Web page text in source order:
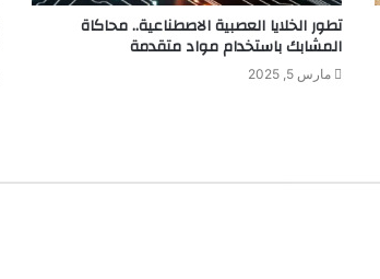
تطور الخلايا العصبية الاصطناعية.. محاكاة
المشابك باستخدام مواد متقدمة
مارس 5, 2025